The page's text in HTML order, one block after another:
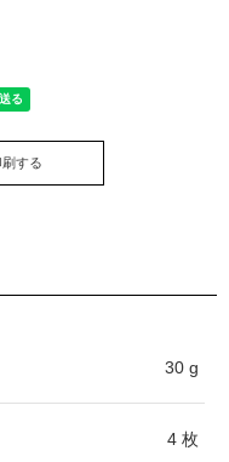
する
30 g
4 枚